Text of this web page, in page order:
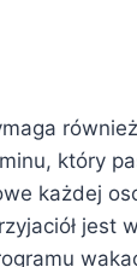
również
który
każdej
jest